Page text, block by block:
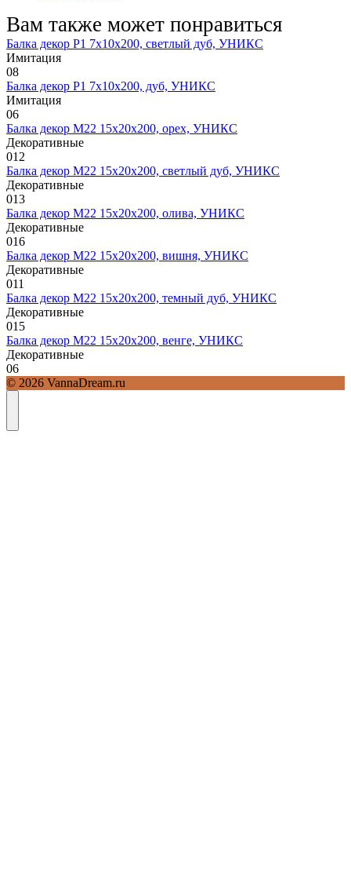
Вам также может понравиться
Балка декор Р1 7х10х200, светлый дуб, УНИКС
Имитация
08
Балка декор Р1 7х10х200, дуб, УНИКС
Имитация
06
Балка декор М22 15х20х200, орех, УНИКС
Декоративные
012
Балка декор М22 15х20х200, светлый дуб, УНИКС
Декоративные
013
Балка декор М22 15х20х200, олива, УНИКС
Декоративные
016
Балка декор М22 15х20х200, вишня, УНИКС
Декоративные
011
Балка декор М22 15х20х200, темный дуб, УНИКС
Декоративные
015
Балка декор М22 15х20х200, венге, УНИКС
Декоративные
06
© 2026 VannaDream.ru